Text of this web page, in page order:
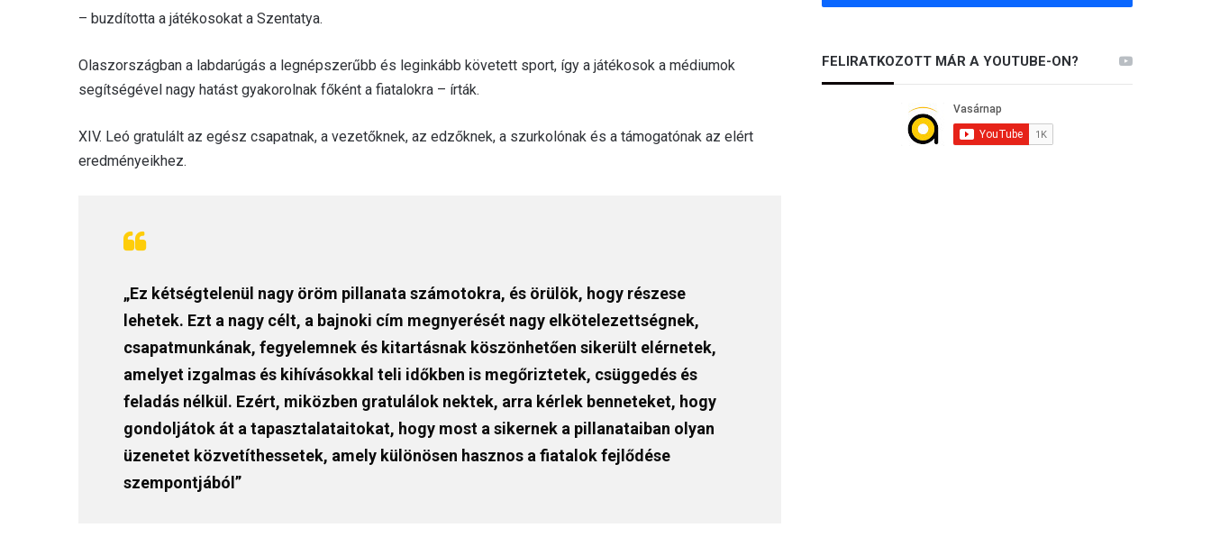
– buzdította a játékosokat a Szentatya.
Olaszországban a labdarúgás a legnépszerűbb és leginkább követett sport, így a játékosok a médiumok
segítségével nagy hatást gyakorolnak főként a fiatalokra – írták.
XIV. Leó gratulált az egész csapatnak, a vezetőknek, az edzőknek, a szurkolónak és a támogatónak az elért
eredményeikhez.
„Ez kétségtelenül nagy öröm pillanata számotokra, és örülök, hogy részese
lehetek. Ezt a nagy célt, a bajnoki cím megnyerését nagy elkötelezettségnek,
csapatmunkának, fegyelemnek és kitartásnak köszönhetően sikerült elérnetek,
amelyet izgalmas és kihívásokkal teli időkben is megőriztetek, csüggedés és
feladás nélkül. Ezért, miközben gratulálok nektek, arra kérlek benneteket, hogy
gondoljátok át a tapasztalataitokat, hogy most a sikernek a pillanataiban olyan
üzenetet közvetíthessetek, amely különösen hasznos a fiatalok fejlődése
szempontjából”
FELIRATKOZOTT MÁR A YOUTUBE-ON?